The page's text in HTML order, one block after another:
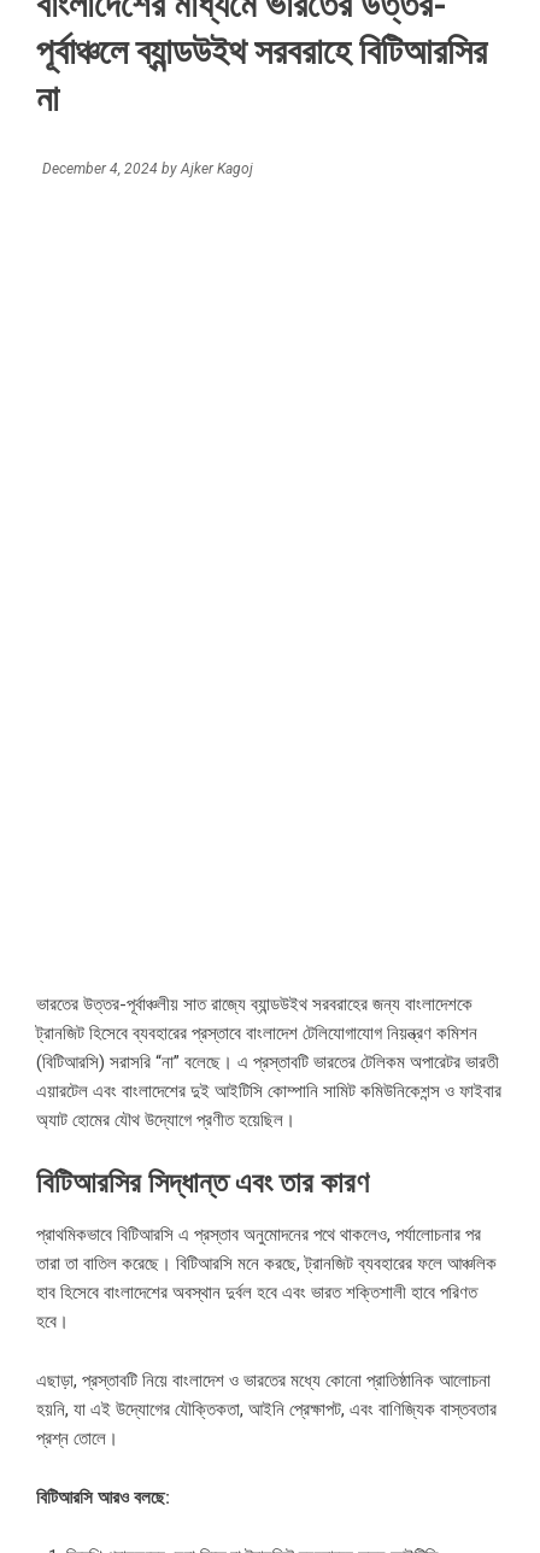
পূর্বাঞ্চলে ব্যান্ডউইথ সরবরাহে বিটিআরসির
না
December 4, 2024 byAjker Kagoj
ভারতের উত্তর-পূর্বাঞ্চলীয় সাত রাজ্যে ব্যান্ডউইথ সরবরাহের জন্য বাংলাদেশকে
ট্রানজিট হিসেবে ব্যবহারের প্রস্তাবে বাংলাদেশ টেলিযোগাযোগ নিয়ন্ত্রণ কমিশন
(বিটিআরসি) সরাসরি “না” বলেছে। এ প্রস্তাবটি ভারতের টেলিকম অপারেটর ভারতী
এয়ারটেল এবং বাংলাদেশের দুই আইটিসি কোম্পানি সামিট কমিউনিকেশন্স ও ফাইবার
অ্যাট হোমের যৌথ উদ্যোগে প্রণীত হয়েছিল।
বিটিআরসির সিদ্ধান্ত এবং তার কারণ
প্রাথমিকভাবে বিটিআরসি এ প্রস্তাব অনুমোদনের পথে থাকলেও, পর্যালোচনার পর
তারা তা বাতিল করেছে। বিটিআরসি মনে করছে, ট্রানজিট ব্যবহারের ফলে আঞ্চলিক
হাব হিসেবে বাংলাদেশের অবস্থান দুর্বল হবে এবং ভারত শক্তিশালী হাবে পরিণত
হবে।
এছাড়া, প্রস্তাবটি নিয়ে বাংলাদেশ ও ভারতের মধ্যে কোনো প্রাতিষ্ঠানিক আলোচনা
হয়নি, যা এই উদ্যোগের যৌক্তিকতা, আইনি প্রেক্ষাপট, এবং বাণিজ্যিক বাস্তবতার
প্রশ্ন তোলে।
বিটিআরসি আরও বলছে: